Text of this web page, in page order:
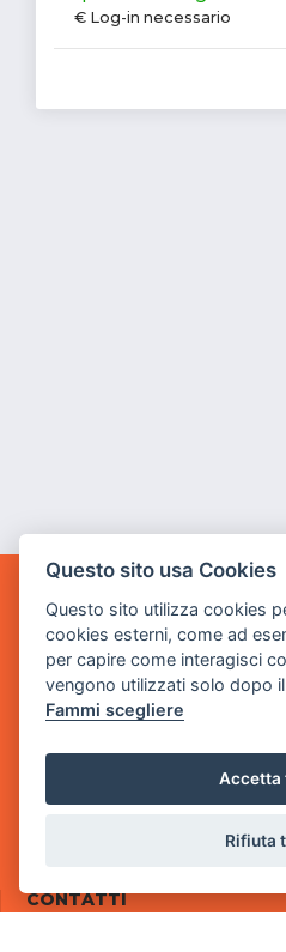
€ Log-in necessario
POWER GAME SRL
Sede Legale
via Villaggio dei Platani, 3
- 25014 Castenedolo, Brescia
Sede Operativa
via Industriale, 2 - 25082
Partita iva 03308130982
CONTATTI
Questo sito usa Cookies
Questo sito utilizza cookies
cookies esterni, come ad
per capire come interagisci
vengono utilizzati solo dopo
Fammi scegliere
Accetta
Rifiuta